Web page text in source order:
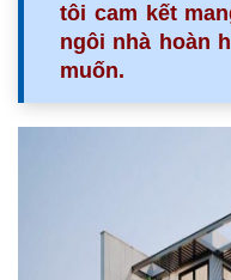
tôi cam kết
ngôi nhà hoàn
muốn.